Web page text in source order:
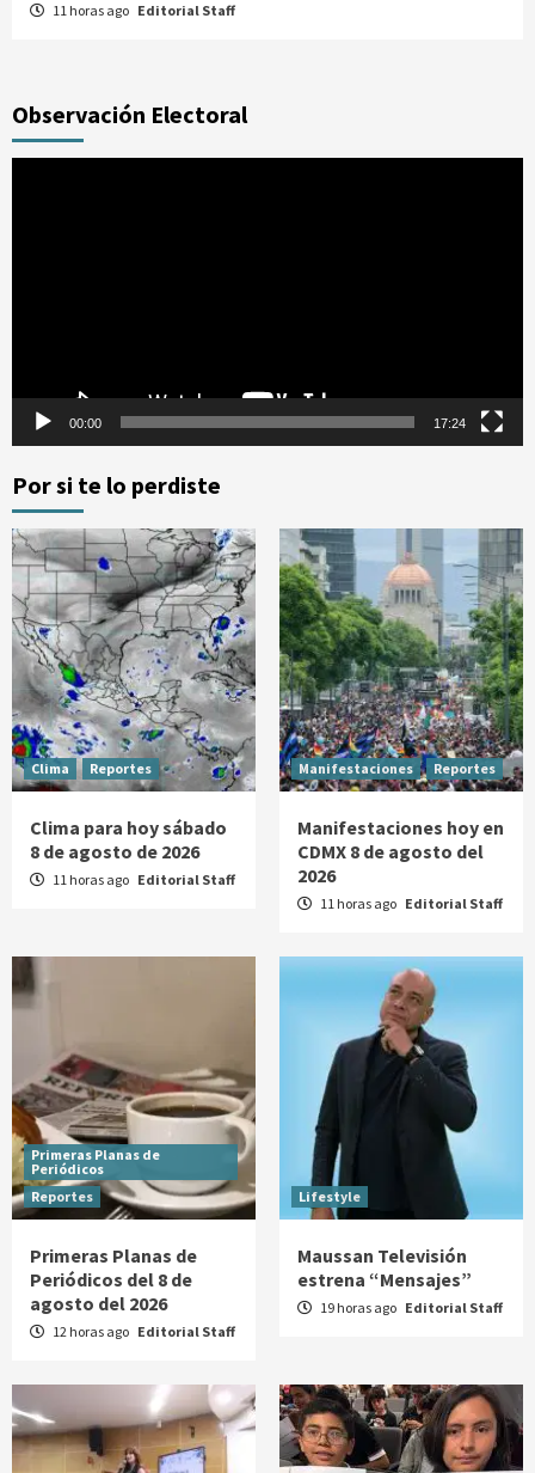
11 horas ago Editorial Staff
Observación Electoral
00:00 17:24
Por si te lo perdiste
Clima Reportes
Clima para hoy sábado
8 de agosto de 2026
11 horas ago Editorial Staff
Manifestaciones Reportes
Manifestaciones hoy en
CDMX 8 de agosto del
2026
11 horas ago Editorial Staff
Primeras Planas de
Periódicos
Reportes
Primeras Planas de
Periódicos del 8 de
agosto del 2026
12 horas ago Editorial Staff
Lifestyle
Maussan Televisión
estrena “Mensajes”
19 horas ago Editorial Staff